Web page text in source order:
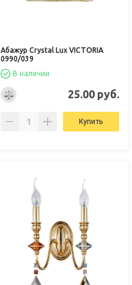
Абажур Crystal Lux VICTORIA
0990/039
В наличии
25.00 руб.
Купить